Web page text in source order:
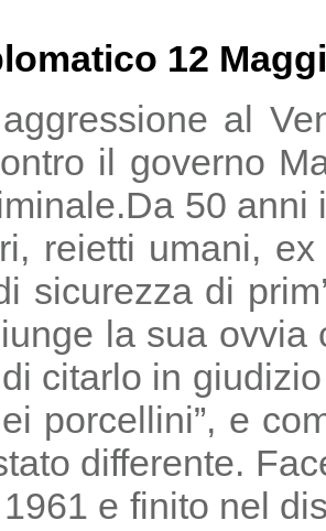
12
aggressione al
il governo
Da 50 anni
reietti umani,
sicurezza di
la sua
citarlo in
porcellini”, e
differente.
e finito nel